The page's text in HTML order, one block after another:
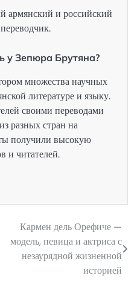
армянский и российский
у Зепюра Брутяна?
множества научных
литературе и языку.
своими переводами
разных стран на
получили высокую
и читателей.
Кармен дель Орефиче —
модель, певица и актриса с
незаурядной жизненной
историей